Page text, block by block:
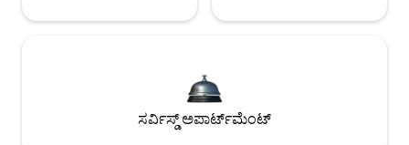
ಸರ್ವಿಸ್ಡ್ ಅಪಾರ್ಟ್‌ಮೆಂಟ್